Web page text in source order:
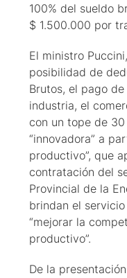
100% del sueldo
$ 1.500.000 por
El ministro
posibilidad de
Brutos, el pago
industria, el
con un tope de
“innovadora” a
productivo”, que
contratación del
Provincial de la
brindan el
“mejorar la
productivo”.
De la